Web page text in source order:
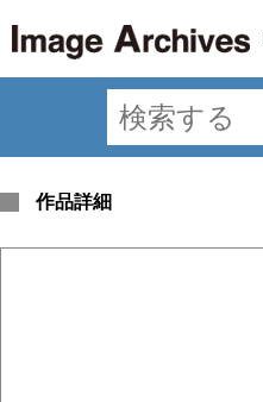
作品詳細